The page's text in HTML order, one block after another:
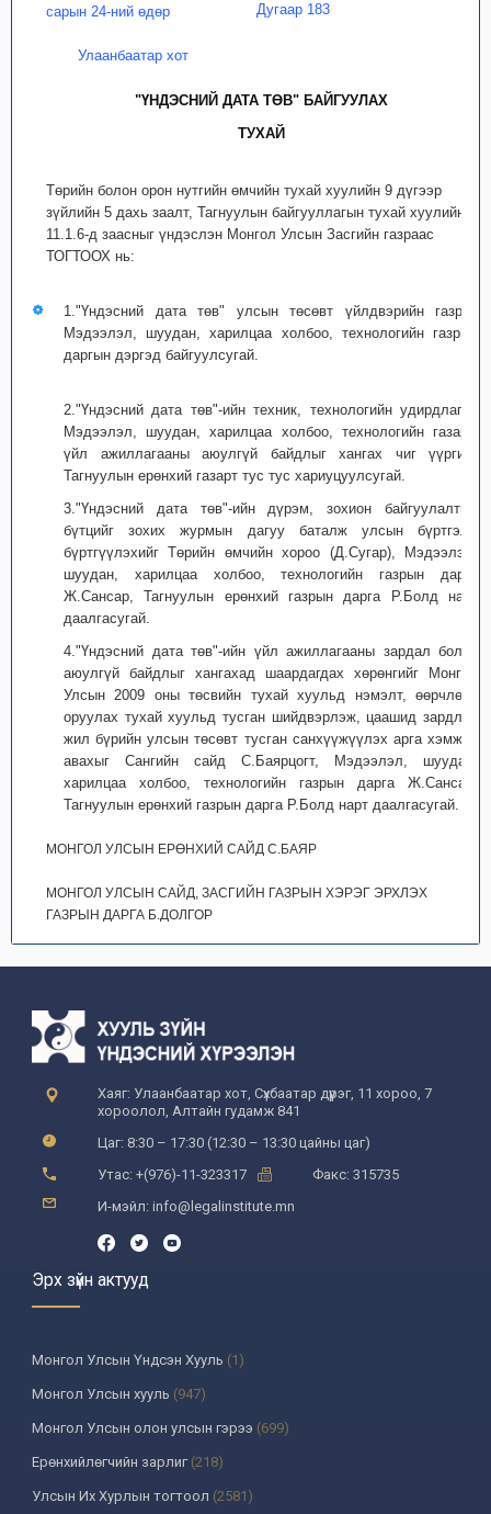
сарын 24-ний өдөр
Дугаар 183
Улаанбаатар хот
"ҮНДЭСНИЙ ДАТА ТӨВ" БАЙГУУЛАХ
ТУХАЙ
Төрийн болон орон нутгийн өмчийн тухай хуулийн 9 дүгээр
зүйлийн 5 дахь заалт, Тагнуулын байгууллагын тухай хуулийн
11.1.6-д заасныг үндэслэн Монгол Улсын Засгийн газраас
ТОГТООХ нь:
1."Үндэсний дата төв" улсын төсөвт үйлдвэрийн газрыг
Мэдээлэл, шуудан, харилцаа холбоо, технологийн газрын
даргын дэргэд байгуулсугай.
2."Үндэсний дата төв"-ийн техник, технологийн удирдлагыг
Мэдээлэл, шуудан, харилцаа холбоо, технологийн газарт,
үйл ажиллагааны аюулгүй байдлыг хангах чиг үүргийг
Тагнуулын ерөнхий газарт тус тус хариуцуулсугай.
3."Үндэсний дата төв"-ийн дүрэм, зохион байгуулалтын
бүтцийг зохих журмын дагуу баталж улсын бүртгэлд
бүртгүүлэхийг Төрийн өмчийн хороо (Д.Сугар), Мэдээлэл,
шуудан, харилцаа холбоо, технологийн газрын дарга
Ж.Сансар, Тагнуулын ерөнхий газрын дарга Р.Болд нарт
даалгасугай.
4."Үндэсний дата төв"-ийн үйл ажиллагааны зардал болон
аюулгүй байдлыг хангахад шаардагдах хөрөнгийг Монгол
Улсын 2009 оны төсвийн тухай хуульд нэмэлт, өөрчлөлт
оруулах тухай хуульд тусган шийдвэрлэж, цаашид зардлыг
жил бүрийн улсын төсөвт тусган санхүүжүүлэх арга хэмжээ
авахыг Сангийн сайд С.Баярцогт, Мэдээлэл, шуудан,
харилцаа холбоо, технологийн газрын дарга Ж.Сансар,
Тагнуулын ерөнхий газрын дарга Р.Болд нарт даалгасугай.
МОНГОЛ УЛСЫН ЕРӨНХИЙ САЙД С.БАЯР
МОНГОЛ УЛСЫН САЙД, ЗАСГИЙН ГАЗРЫН ХЭРЭГ ЭРХЛЭХ
ГАЗРЫН ДАРГА Б.ДОЛГОР
Хаяг: Улаанбаатар хот, Сүхбаатар дүүрэг, 11 хороо, 7
хороолол, Алтайн гудамж 841
Цаг: 8:30 – 17:30 (12:30 – 13:30 цайны цаг)
Утас: +(976)-11-323317
Факс: 315735
И-мэйл: info@legalinstitute.mn
Эрх зүйн актууд
Монгол Улсын Үндсэн Хууль (1)
Монгол Улсын хууль (947)
Монгол Улсын олон улсын гэрээ (699)
Ерөнхийлөгчийн зарлиг(218)
Улсын Их Хурлын тогтоол (2581)